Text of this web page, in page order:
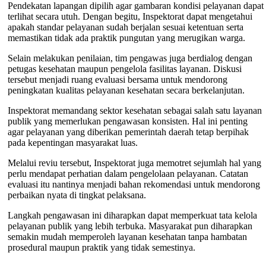
Pendekatan lapangan dipilih agar gambaran kondisi pelayanan dapat
terlihat secara utuh. Dengan begitu, Inspektorat dapat mengetahui
apakah standar pelayanan sudah berjalan sesuai ketentuan serta
memastikan tidak ada praktik pungutan yang merugikan warga.
Selain melakukan penilaian, tim pengawas juga berdialog dengan
petugas kesehatan maupun pengelola fasilitas layanan. Diskusi
tersebut menjadi ruang evaluasi bersama untuk mendorong
peningkatan kualitas pelayanan kesehatan secara berkelanjutan.
Inspektorat memandang sektor kesehatan sebagai salah satu layanan
publik yang memerlukan pengawasan konsisten. Hal ini penting
agar pelayanan yang diberikan pemerintah daerah tetap berpihak
pada kepentingan masyarakat luas.
Melalui reviu tersebut, Inspektorat juga memotret sejumlah hal yang
perlu mendapat perhatian dalam pengelolaan pelayanan. Catatan
evaluasi itu nantinya menjadi bahan rekomendasi untuk mendorong
perbaikan nyata di tingkat pelaksana.
Langkah pengawasan ini diharapkan dapat memperkuat tata kelola
pelayanan publik yang lebih terbuka. Masyarakat pun diharapkan
semakin mudah memperoleh layanan kesehatan tanpa hambatan
prosedural maupun praktik yang tidak semestinya.